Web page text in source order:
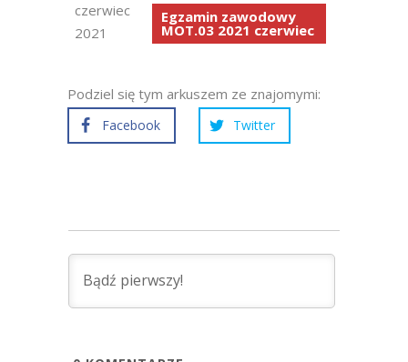
czerwiec
2021
Egzamin zawodowy
MOT.03 2021 czerwiec
Podziel się tym arkuszem ze znajomymi:
Facebook Twitter